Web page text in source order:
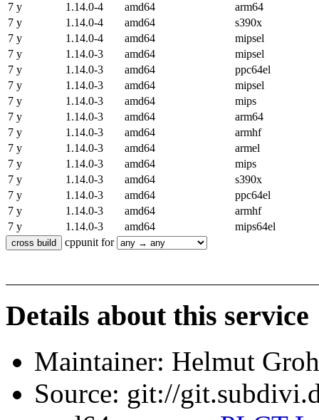
7 y
1.14.0-4 amd64
arm64
7 y
1.14.0-4 amd64
s390x
7 y
1.14.0-4 amd64
mipsel
7 y
1.14.0-3 amd64
mipsel
7 y
1.14.0-3 amd64
ppc64el
7 y
1.14.0-3 amd64
mipsel
7 y
1.14.0-3 amd64
mips
7 y
1.14.0-3 amd64
arm64
7 y
1.14.0-3 amd64
armhf
7 y
1.14.0-3 amd64
armel
7 y
1.14.0-3 amd64
mips
7 y
1.14.0-3 amd64
s390x
7 y
1.14.0-3 amd64
ppc64el
7 y
1.14.0-3 amd64
armhf
7 y
1.14.0-3 amd64
mips64el
cppunit for
Details about this service
Maintainer: Helmut
Source: git://